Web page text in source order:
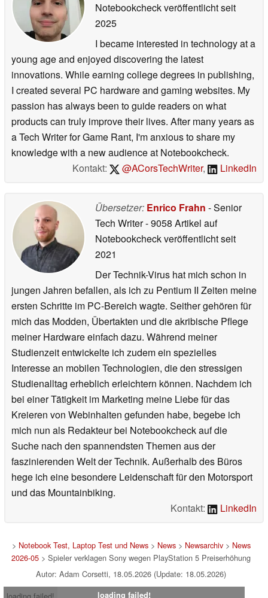
Notebookcheck veröffentlichtseit
2025
I became interested in technology at a
young age and enjoyed discovering the latest
innovations. While earning college degrees in publishing,
I created several PC hardware and gaming websites. My
passion has always been to guide readers on what
products can truly improve their lives. After many years as
a Tech Writer for Game Rant, I'm anxious to share my
knowledge with a new audience at Notebookcheck.
Kontakt:
@ACorsTechWriter, LinkedIn
Übersetzer: Enrico Frahn - Senior
Tech Writer- 9058 Artikel auf
Notebookcheck veröffentlichtseit
2021
Der Technik-Virus hat mich schon in
jungen Jahren befallen, als ich zu Pentium II Zeiten meine
ersten Schritte im PC-Bereich wagte. Seither gehören für
mich das Modden, Übertakten und die akribische Pflege
meiner Hardware einfach dazu. Während meiner
Studienzeit entwickelte ich zudem ein spezielles
Interesse an mobilen Technologien, die den stressigen
Studienalltag erheblich erleichtern können. Nachdem ich
bei einer Tätigkeit im Marketing meine Liebe für das
Kreieren von Webinhalten gefunden habe, begebe ich
mich nun als Redakteur bei Notebookcheck auf die
Suche nach den spannendsten Themen aus der
faszinierenden Welt der Technik. Außerhalb des Büros
hege ich eine besondere Leidenschaft für den Motorsport
und das Mountainbiking.
Kontakt:
LinkedIn
> Notebook Test, Laptop Test und News> News> Newsarchiv> News
2026-05 > Spieler verklagen Sony wegen PlayStation 5 Preiserhöhung
Autor: Adam Corsetti, 18.05.2026 (Update: 18.05.2026)
loading failed!